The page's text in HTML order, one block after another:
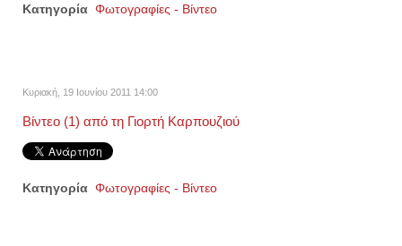
Κατηγορία Φωτογραφίες - Βίντεο
Κυριακή, 19 Ιουνίου 2011 14:00
Βίντεο (1) από τη Γιορτή Καρπουζιού
Κατηγορία Φωτογραφίες - Βίντεο